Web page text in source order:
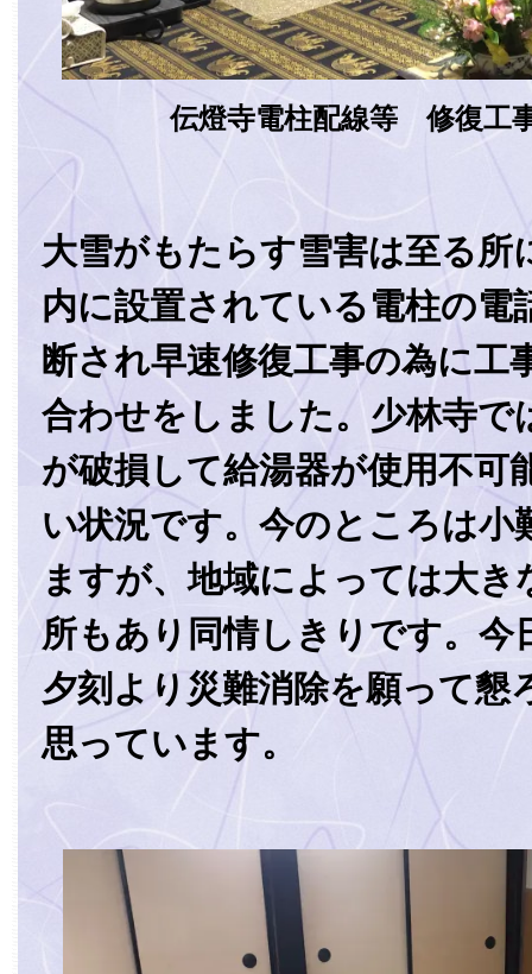
伝燈寺電柱配線等 修復工
大雪がもたらす雪害は至る所
内に設置されている電柱の電
断され早速修復工事の為に工
合わせをしました。少林寺で
が破損して給湯器が使用不可
い状況です。今のところは小
ますが、地域によっては大き
所もあり同情しきりです。今
夕刻より災難消除を願って懇
思っています。